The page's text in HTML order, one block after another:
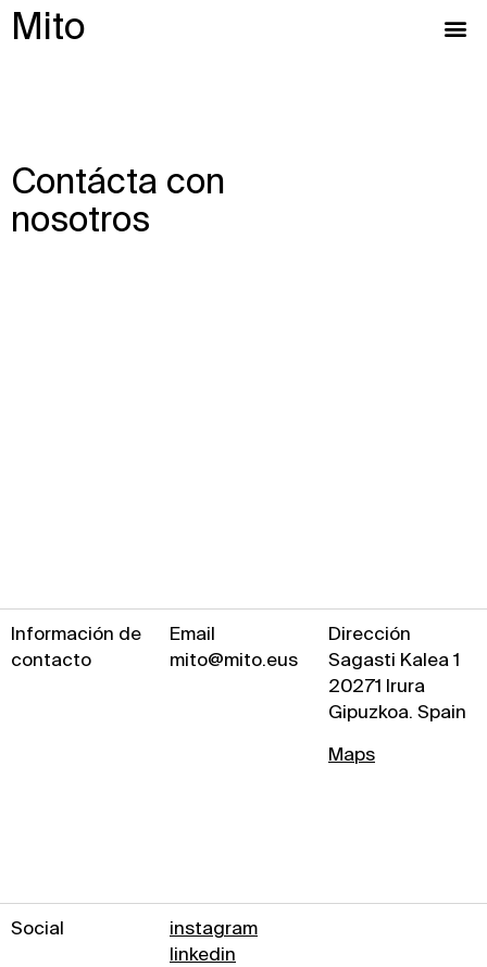
Mito
Contácta con
nosotros
Información de
contacto
Email
mito@mito.eus
Dirección
Sagasti Kalea 1
20271 Irura
Gipuzkoa. Spain
Maps
Social
instagram
linkedin